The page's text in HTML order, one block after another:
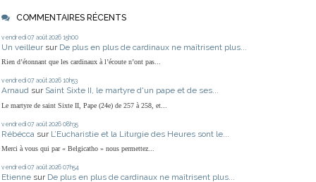
COMMENTAIRES RÉCENTS
vendredi 07 août 2026 15h00
Un veilleur sur De plus en plus de cardinaux ne maîtrisent plus...
Rien d’étonnant que les cardinaux à l’écoute n’ont pas...
vendredi 07 août 2026 10h53
Arnaud sur Saint Sixte II, le martyre d'un pape et de ses...
Le martyre de saint Sixte II, Pape (24e) de 257 à 258, et...
vendredi 07 août 2026 08h35
Rébécca sur L’Eucharistie et la Liturgie des Heures sont le...
Merci à vous qui par « Belgicatho » nous permettez...
vendredi 07 août 2026 07h54
Etienne sur De plus en plus de cardinaux ne maîtrisent plus...